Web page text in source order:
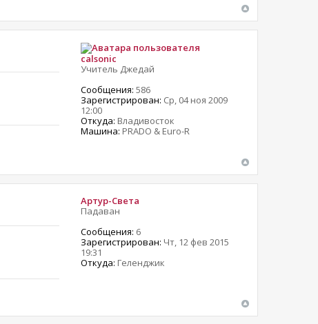
calsonic
Учитель Джедай
Сообщения: 586
Зарегистрирован: Ср, 04 ноя 2009
12:00
Откуда: Владивосток
Машина: PRADO & Euro-R
Артур-Света
Падаван
Сообщения: 6
Зарегистрирован: Чт, 12 фев 2015
19:31
Откуда: Геленджик